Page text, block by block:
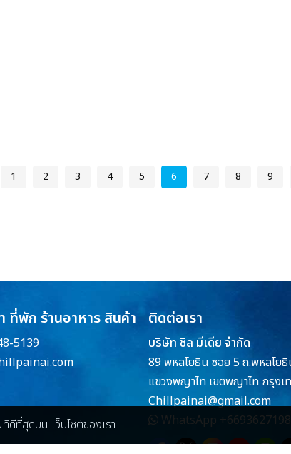
1 2 3 4 5 6 7 8 9
พัก ร้านอาหาร สินค้า
5139
ติดต่อเรา
บริษัท ชิล มีเดีย จำกัด
89 พหลโยธิน ซอย 5 ถ.พหลโย
แขวงพญาไท เขตพญาไท กรุง
Chillpainai@gmail.com
WhatsApp
ดีที่สุดบน เว็บไซต์ของเรา